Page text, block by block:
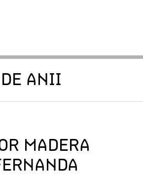
ANII
MADERA